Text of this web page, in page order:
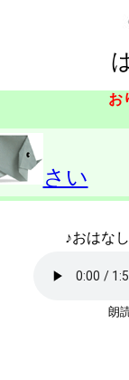
お
さい
♪おはな
朗